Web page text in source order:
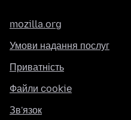
mozilla.org
Умови надання послуг
Приватність
Файли cookie
Зв'язок